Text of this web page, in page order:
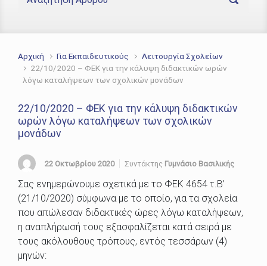
Αρχική Για Εκπαιδευτικούς
Λειτουργία Σχολείων
22/10/2020 – ΦΕΚ για την κάλυψη διδακτικών ωρών
λόγω καταλήψεων των σχολικών μονάδων
22/10/2020 – ΦΕΚ για την κάλυψη διδακτικών
ωρών λόγω καταλήψεων των σχολικών
μονάδων
22 Οκτωβρίου 2020 Συντάκτης Γυμνάσιο Βασιλικής
Σας ενημερώνουμε σχετικά με το ΦΕΚ 4654 τ.Β’
(21/10/2020) σύμφωνα με το οποίο, για τα σχολεία
που απώλεσαν διδακτικές ώρες λόγω καταλήψεων,
η αναπλήρωσή τους εξασφαλίζεται κατά σειρά με
τους ακόλουθους τρόπους, εντός τεσσάρων (4)
μηνών: